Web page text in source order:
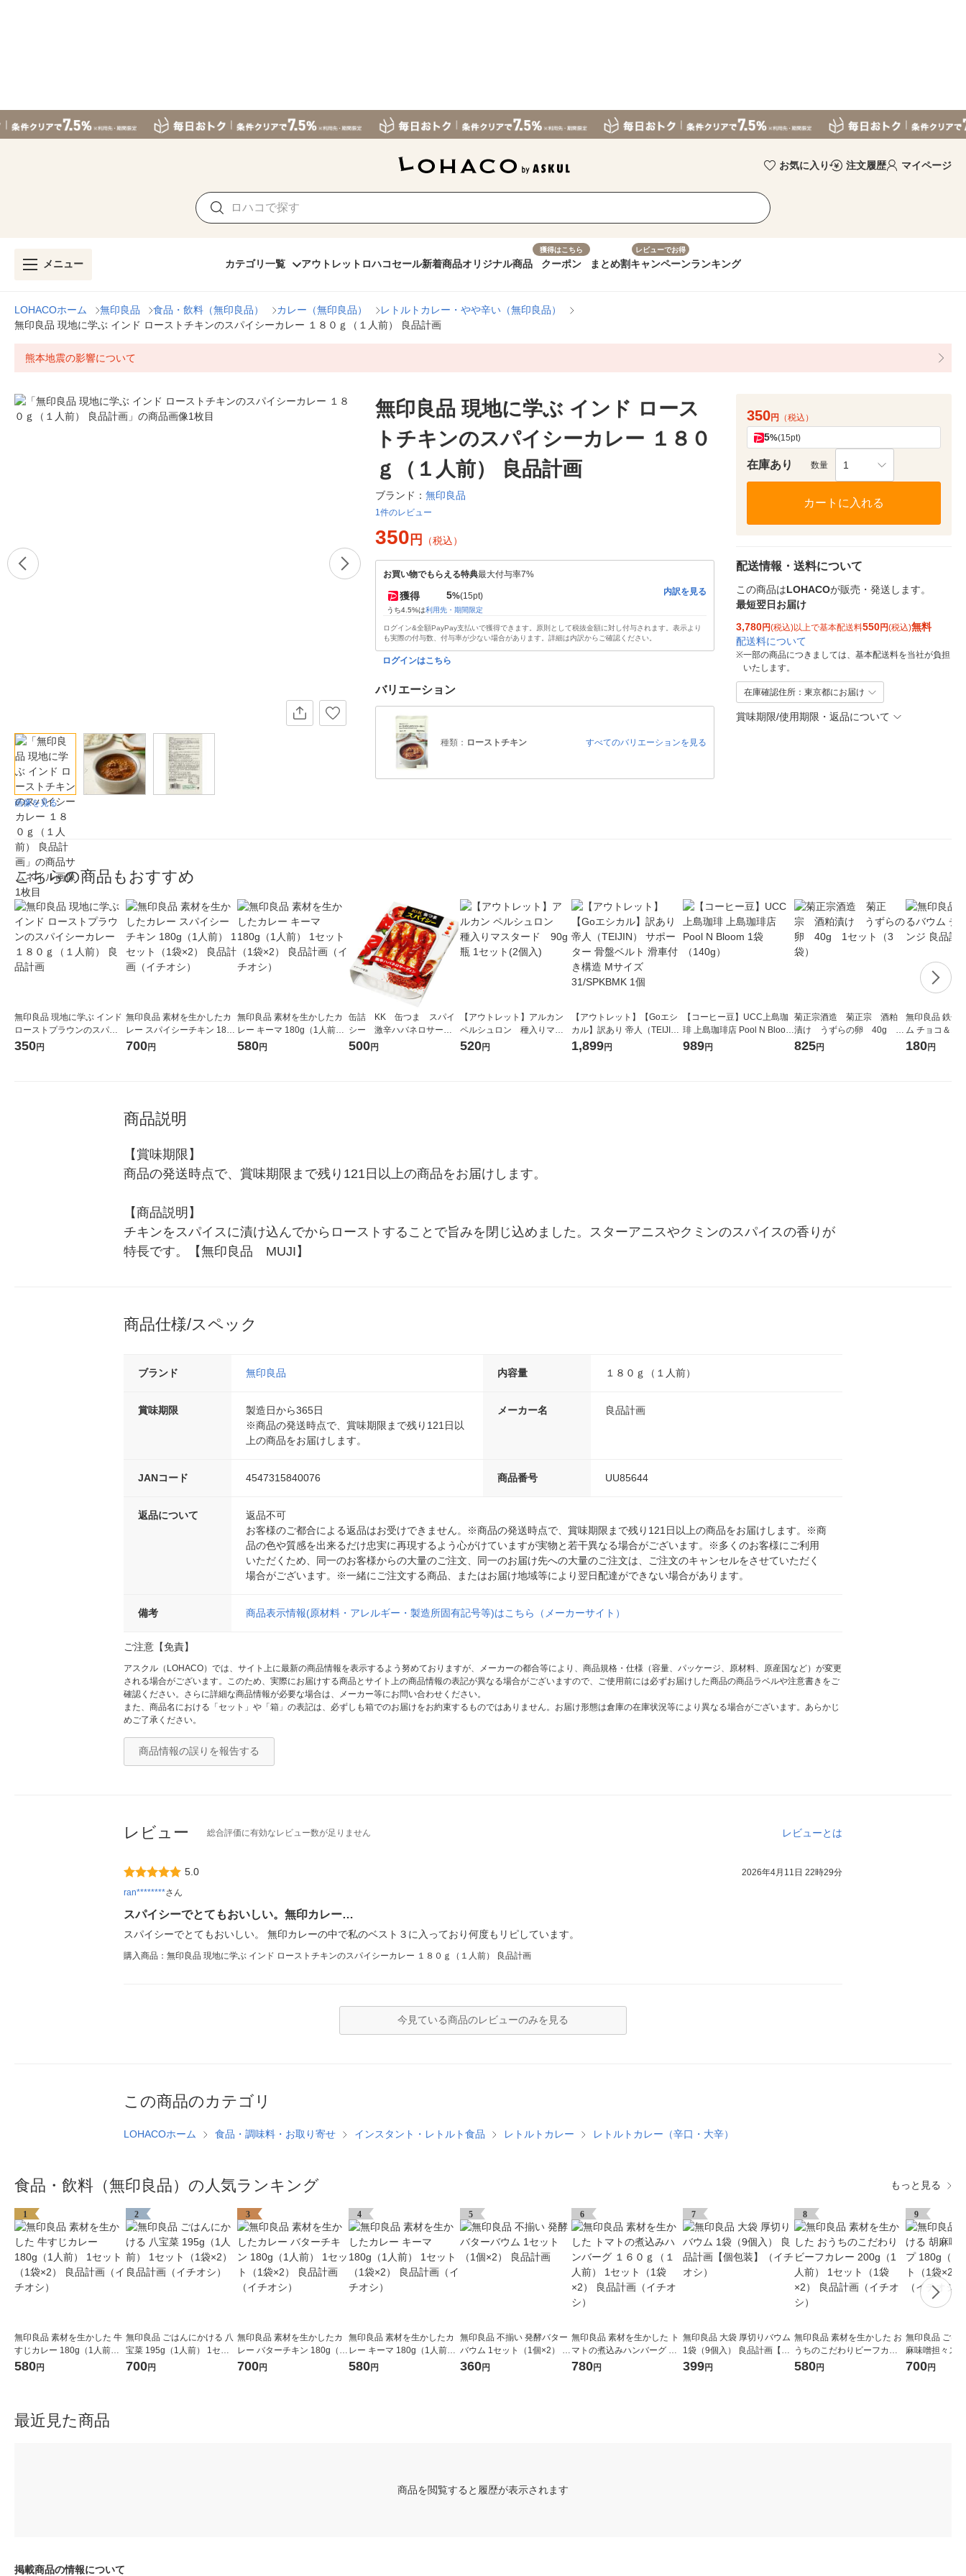
お気に入り 注文履歴 マイページ
メニュー カテゴリ一覧 アウトレット ロハコセール新着商品オリジナル商品
獲得はこちら
クーポン まとめ割
レビューでお得
キャンペーンランキング
LOHACOホーム 無印良品 食品・飲料（無印良品） カレー（無印良品）
レトルトカレー・やや辛い（無印良品）
無印良品 現地に学ぶ インド ローストチキンのスパイシーカレー １８０ｇ（１人前） 良品計画
熊本地震の影響について
画像を見る
無印良品 現地に学ぶ インド ロース
トチキンのスパイシーカレー １８０
ｇ（１人前） 良品計画
ブランド： 無印良品
1件のレビュー
350 円 （税込）
お買い物でもらえる特典最大付与率7%
獲得 5%(15pt)
うち4.5%は利用先・期間限定
内訳を見る
ログイン&全額PayPay支払いで獲得できます。原則として税抜金額に対し付与されます。表示より
も実際の付与数、付与率が少ない場合があります。詳細は内訳からご確認ください。
ログインはこちら
バリエーション
種類： ローストチキン すべてのバリエーションを見る
350円 （税込）
5%(15pt)
在庫あり 数量 1
カートに入れる
配送情報・送料について
この商品はLOHACOが販売・発送します。
最短翌日お届け
3,780円(税込)以上で基本配送料550円(税込)無料
配送料について
※一部の商品につきましては、基本配送料を当社が負担
いたします。
在庫確認住所：東京都にお届け
賞味期限/使用期限・返品について
こちらの商品もおすすめ
無印良品 現地に学ぶ インド
ローストプラウンのスパイ
シーカレー １８０ｇ（１人
350円
無印良品 素材を生かしたカ
レー スパイシーチキン 180g
（1人前） 1セット（1袋×
700円
無印良品 素材を生かしたカ
レー キーマ 180g（1人前）
1セット（1袋×2） 良品計画
580円
缶詰 KK 缶つま スパイ
シー 激辛ハバネロサーデ
ィン 国分グループ本社 1
500円
【アウトレット】アルカン
ペルシュロン 種入りマス
タード 90g瓶 1セット(2個
520円
【アウトレット】【Goエシ
カル】訳あり 帝人（TEIJI
N） サポーター 骨盤ベルト
1,899円
【コーヒー豆】UCC上島珈
琲 上島珈琲店 Pool N Bloom
1袋（140g）
989円
菊正宗酒造 菊正宗 酒粕
漬け うずらの卵 40g 1
セット（3袋）
825円
無印良品 鉄分
ム チョコ＆オ
画
180円
商品説明
【賞味期限】
商品の発送時点で、賞味期限まで残り121日以上の商品をお届けします。
【商品説明】
チキンをスパイスに漬け込んでからローストすることで旨みを閉じ込めました。スターアニスやクミンのスパイスの香りが
特長です。【無印良品　MUJI】
商品仕様/スペック
ブランド 無印良品 内容量 １８０ｇ（１人前）
賞味期限
製造日から365日
※商品の発送時点で、賞味期限まで残り121日以
上の商品をお届けします。
メーカー名 良品計画
JANコード 4547315840076 商品番号 UU85644
返品について
返品不可
お客様のご都合による返品はお受けできません。※商品の発送時点で、賞味期限まで残り121日以上の商品をお届けします。※商
品の色や質感を出来るだけ忠実に再現するよう心がけていますが実物と若干異なる場合がございます。※多くのお客様にご利用
いただくため、同一のお客様からの大量のご注文、同一のお届け先への大量のご注文は、ご注文のキャンセルをさせていただく
場合がございます。※一緒にご注文する商品、またはお届け地域等により翌日配達ができない場合があります。
備考 商品表示情報(原材料・アレルギー・製造所固有記号等)はこちら（メーカーサイト）
ご注意【免責】
アスクル（LOHACO）では、サイト上に最新の商品情報を表示するよう努めておりますが、メーカーの都合等により、商品規格・仕様（容量、パッケージ、原材料、原産国など）が変更
される場合がございます。このため、実際にお届けする商品とサイト上の商品情報の表記が異なる場合がございますので、ご使用前には必ずお届けした商品の商品ラベルや注意書きをご
確認ください。さらに詳細な商品情報が必要な場合は、メーカー等にお問い合わせください。
また、商品名における「セット」や「箱」の表記は、必ずしも箱でのお届けをお約束するものではありません。お届け形態は倉庫の在庫状況等により異なる場合がございます。あらかじ
めご了承ください。
商品情報の誤りを報告する
レビュー 総合評価に有効なレビュー数が足りません レビューとは
5.0
2026年4月11日 22時29分
ran********さん
スパイシーでとてもおいしい。無印カレー…
スパイシーでとてもおいしい。 無印カレーの中で私のベスト３に入っており何度もリピしています。
購入商品：無印良品 現地に学ぶ インド ローストチキンのスパイシーカレー １８０ｇ（１人前） 良品計画
今見ている商品のレビューのみを見る
この商品のカテゴリ
LOHACOホーム 食品・調味料・お取り寄せ インスタント・レトルト食品 レトルトカレー レトルトカレー（辛口・大辛）
食品・飲料（無印良品）の人気ランキング もっと見る
1
無印良品 素材を生かした 牛
すじカレー 180g（1人前）
1セット（1袋×2） 良品計画
580円
2
無印良品 ごはんにかける 八
宝菜 195g（1人前） 1セッ
ト（1袋×2） 良品計画（イ
700円
3
無印良品 素材を生かしたカ
レー バターチキン 180g（1
人前） 1セット（1袋×2） 良
700円
4
無印良品 素材を生かしたカ
レー キーマ 180g（1人前）
1セット（1袋×2） 良品計画
580円
5
無印良品 不揃い 発酵バター
バウム 1セット（1個×2） 良
品計画
360円
6
無印良品 素材を生かした ト
マトの煮込みハンバーグ １
６０ｇ（１人前） 1セット
780円
7
無印良品 大袋 厚切りバウム
1袋（9個入） 良品計画【個
包装】（イチオシ）
399円
8
無印良品 素材を生かした お
うちのこだわりビーフカレ
ー 200g（1人前） 1セット
580円
9
無印良品 ごは
麻味噌担々ス
人前） 1セッ
700円
最近見た商品
商品を閲覧すると履歴が表示されます
掲載商品の情報について